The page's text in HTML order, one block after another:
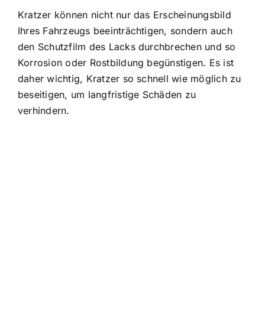
Kratzer können nicht nur das Erscheinungsbild
Ihres Fahrzeugs beeinträchtigen, sondern auch
den Schutzfilm des Lacks durchbrechen und so
Korrosion oder Rostbildung begünstigen. Es ist
daher wichtig, Kratzer so schnell wie möglich zu
beseitigen, um langfristige Schäden zu
verhindern.